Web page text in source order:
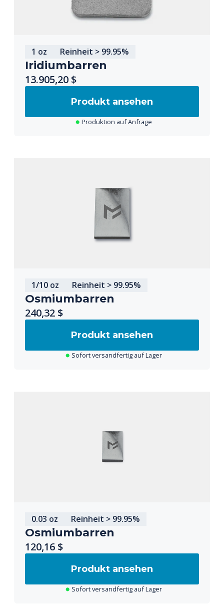
1 oz Reinheit > 99.95%
Iridiumbarren
13.905,20 $
Produkt ansehen
Produktion auf Anfrage
1/10 oz Reinheit > 99.95%
Osmiumbarren
240,32 $
Produkt ansehen
Sofort versandfertig auf Lager
0.03 oz Reinheit > 99.95%
Osmiumbarren
120,16 $
Produkt ansehen
Sofort versandfertig auf Lager